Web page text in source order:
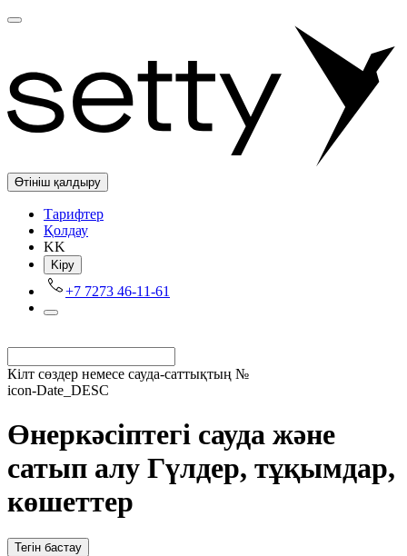
Өтініш қалдыру
Tарифтер
Қолдау
KK
Kіру
+7 7273 46-11-61
Кілт сөздер немесе сауда-саттықтың №
icon-Date_DESC
Өнеркәсіптегі сауда және
сатып алу Гүлдер, тұқымдар,
көшеттер
Тегін бастау